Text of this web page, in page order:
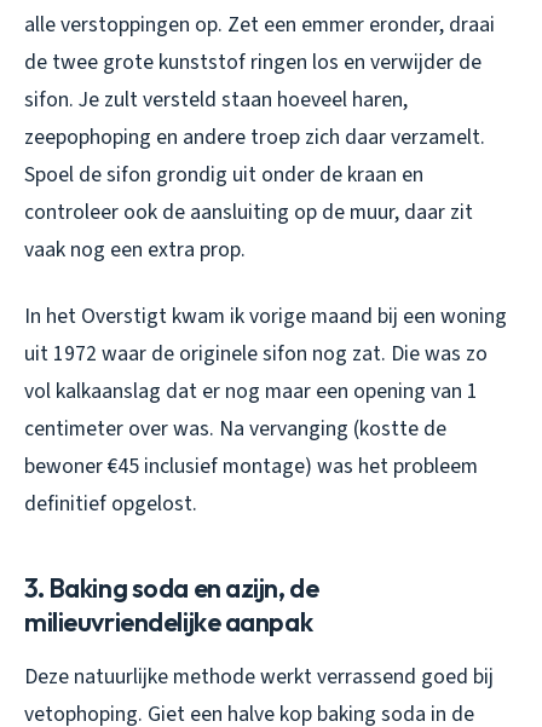
alle verstoppingen op. Zet een emmer eronder, draai
de twee grote kunststof ringen los en verwijder de
sifon. Je zult versteld staan hoeveel haren,
zeepophoping en andere troep zich daar verzamelt.
Spoel de sifon grondig uit onder de kraan en
controleer ook de aansluiting op de muur, daar zit
vaak nog een extra prop.
In het Overstigt kwam ik vorige maand bij een woning
uit 1972 waar de originele sifon nog zat. Die was zo
vol kalkaanslag dat er nog maar een opening van 1
centimeter over was. Na vervanging (kostte de
bewoner €45 inclusief montage) was het probleem
definitief opgelost.
3. Baking soda en azijn, de
milieuvriendelijke aanpak
Deze natuurlijke methode werkt verrassend goed bij
vetophoping. Giet een halve kop baking soda in de